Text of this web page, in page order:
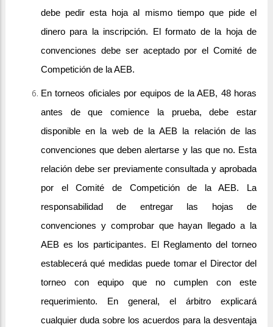
debe pedir esta hoja al mismo tiempo que pide el
dinero para la inscripción. El formato de la hoja de
convenciones debe ser aceptado por el Comité de
Competición de la AEB.
En torneos oficiales por equipos de la AEB, 48 horas
antes de que comience la prueba, debe estar
disponible en la web de la AEB la relación de las
convenciones que deben alertarse y las que no. Esta
relación debe ser previamente consultada y aprobada
por el Comité de Competición de la AEB. La
responsabilidad de entregar las hojas de
convenciones y comprobar que hayan llegado a la
AEB es los participantes. El Reglamento del torneo
establecerá qué medidas puede tomar el Director del
torneo con equipo que no cumplen con este
requerimiento. En general, el árbitro explicará
cualquier duda sobre los acuerdos para la desventaja